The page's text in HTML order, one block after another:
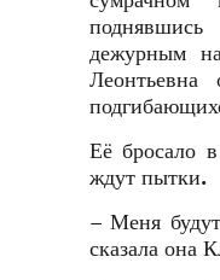
дежурным
Леонтьевна
Её бросало
ждут пытки.
– Меня
сказала она